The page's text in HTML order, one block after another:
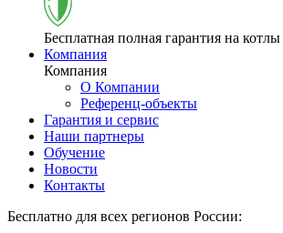
Бесплатная полная гарантия на
Компания
Компания
О Компании
Референц-объекты
Гарантия и сервис
Наши партнеры
Обучение
Новости
Контакты
Бесплатно для всех регионов России: